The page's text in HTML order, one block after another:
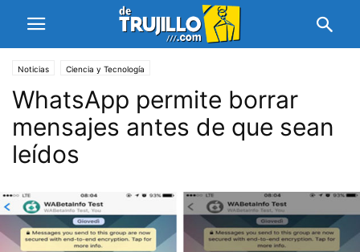
Noticias Ciencia y Tecnología
WhatsApp permite borrar
mensajes antes de que sean
leídos